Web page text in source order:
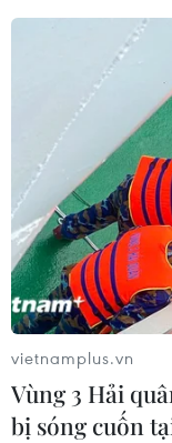
"Cấm cửa"
cam kết
21/11/2024 02:02
Các dự án giao
thành năm 2025
kiểm soát chặt
vietnamplus.vn
Vùng 3 Hải
bị sóng cuốn